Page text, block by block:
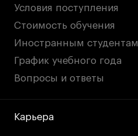
Условия поступления
Стоимость обучения
Иностранным студентам
График учебного года
Вопросы и ответы
Карьера